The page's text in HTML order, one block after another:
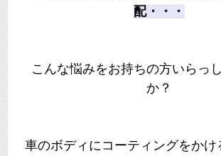
配・・・
こんな悩みをお持ちの方いらっ
か？
車のボディにコーティングをかけ